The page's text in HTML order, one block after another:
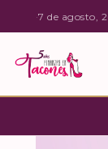
·7 de agosto,